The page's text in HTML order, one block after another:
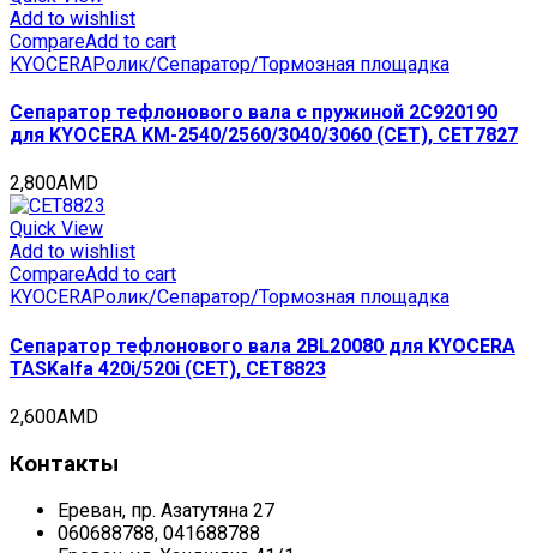
Add to wishlist
CompareAdd to cart
KYOCERAРолик/Сепаратор/Тормозная площадка
Сепаратор тефлонового вала с пружиной 2C920190
для KYOCERA KM-2540/2560/3040/3060 (CET), CET7827
2,800AMD
Quick View
Add to wishlist
CompareAdd to cart
KYOCERAРолик/Сепаратор/Тормозная площадка
Сепаратор тефлонового вала 2BL20080 для KYOCERA
TASKalfa 420i/520i (CET), CET8823
2,600AMD
Контакты
Ереван, пр. Азатутяна 27
060688788, 041688788